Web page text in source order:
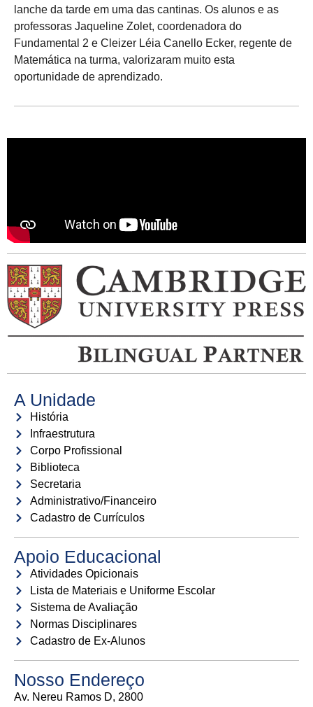
lanche da tarde em uma das cantinas. Os alunos e as
professoras Jaqueline Zolet, coordenadora do
Fundamental 2 e Cleizer Léia Canello Ecker, regente de
Matemática na turma, valorizaram muito esta
oportunidade de aprendizado.
A Unidade
História
Infraestrutura
Corpo Profissional
Biblioteca
Secretaria
Administrativo/Financeiro
Cadastro de Currículos
Apoio Educacional
Atividades Opicionais
Lista de Materiais e Uniforme Escolar
Sistema de Avaliação
Normas Disciplinares
Cadastro de Ex-Alunos
Nosso Endereço
Av. Nereu Ramos D, 2800